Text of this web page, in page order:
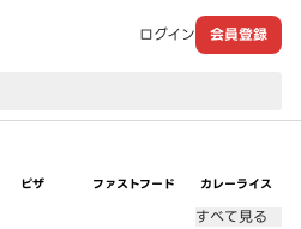
ログイン 会員登録
ピザ ファストフード カレーライス
すべて見る